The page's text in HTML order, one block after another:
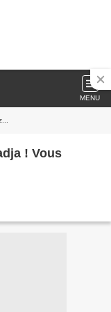
MENU
! Vous